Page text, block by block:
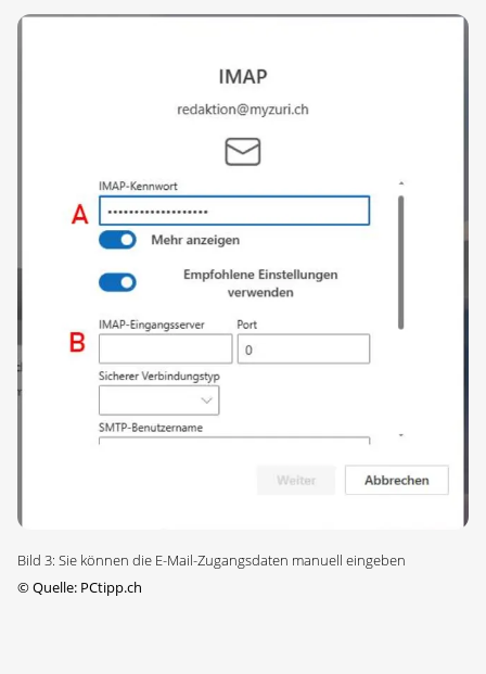
Bild 3: Sie können die E-Mail-Zugangsdaten manuell eingeben
©Quelle: PCtipp.ch